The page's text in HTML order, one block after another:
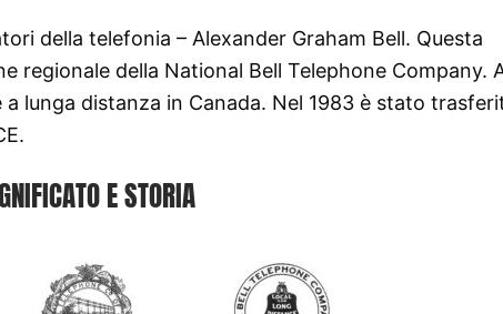
della telefonia – Alexander Graham Bell. Questa
regionale della National Bell Telephone Company.
lunga distanza in Canada. Nel 1983 è stato
E STORIA